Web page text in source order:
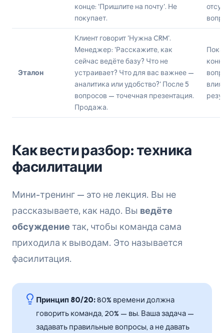
конце: 'Пришлите на почту'. Не
покупает.
Эталон
Клиент говорит 'Нужна CRM'.
Менеджер: 'Расскажите, как
сейчас ведёте базу? Что не
устраивает? Что для вас важнее —
аналитика или удобство?' После 5
вопросов — точечная презентация.
Продажа.
Как вести разбор: техника
фасилитации
Мини-тренинг — это не лекция. Вы не
рассказываете, как надо. Вы ведёте
обсуждение так, чтобы команда сама
приходила к выводам. Это называется
фасилитация.
Принцип 80/20:80% времени должна
говорить команда, 20% — вы. Ваша задача —
задавать правильные вопросы, а не давать